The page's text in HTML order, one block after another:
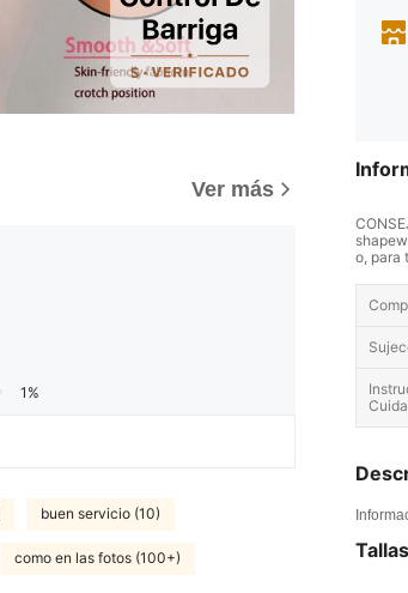
Ver más
1%
buen servicio (10)
como en las fotos (100+)
o, para